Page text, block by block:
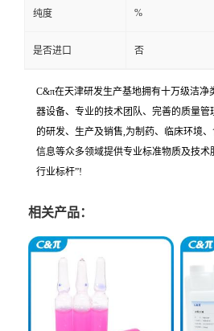
纯度 %
是否进口 否
C&π在天津研发生产基地拥有十万级洁净
器设备、专业的技术团队、完善的质量
的研发、生产及销售,为制药、临床环境
信息等众多领域提供专业标准物质及技术
行业标杆”!
相关产品：